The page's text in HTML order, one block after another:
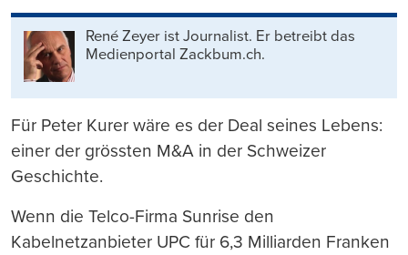
drucken
René Zeyer ist Journalist. Er betreibt das
Medienportal Zackbum.ch.
Für Peter Kurer wäre es der Deal seines Lebens:
einer der grössten M&A in der Schweizer
Geschichte.
Wenn die Telco-Firma Sunrise den
Kabelnetzanbieter UPC für 6,3 Milliarden Franken